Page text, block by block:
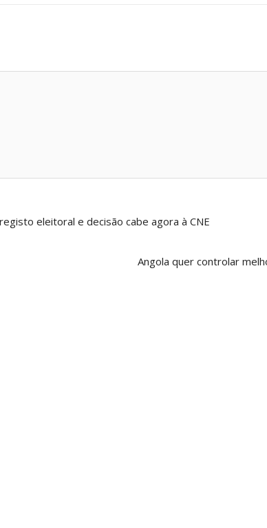
eleitoral e decisão cabe agora à CNE
Angola quer controlar